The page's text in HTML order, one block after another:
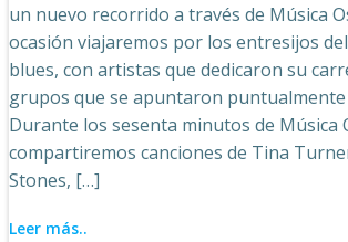
un nuevo recorrido a través de Música
ocasión viajaremos por los entresijos
blues, con artistas que dedicaron su
grupos que se apuntaron puntualmente
Durante los sesenta minutos de Música
compartiremos canciones de Tina
Stones, […]
Leer más..